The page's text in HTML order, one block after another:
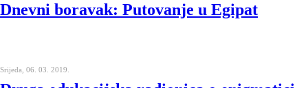
Dnevni boravak: Putovanje u Egipat
Srijeda, 06. 03. 2019.